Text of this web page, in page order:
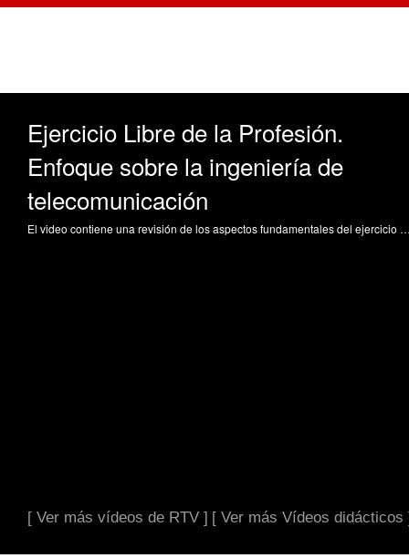
Ejercicio Libre de la Profesión.
Enfoque sobre la ingeniería de
telecomunicación
El video contiene una revisión de los aspectos fundamentales del ejercicio libre de la profesión. Tras una visión general, se centra en el ejercicio profesional del ingeniero/arquitecto, para finalizar detallando los campos de libreejercicio en la ingeniería
[ Ver más vídeos de RTV ] [ Ver más Vídeos didácticos